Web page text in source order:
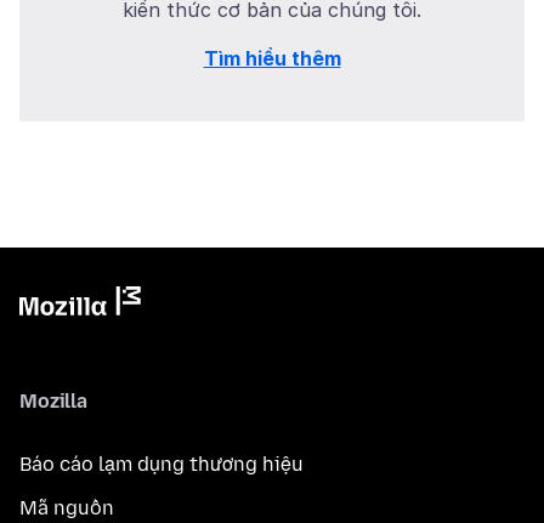
kiến thức cơ bản của chúng tôi.
Tìm hiểu thêm
Mozilla
Báo cáo lạm dụng thương hiệu
Mã nguồn